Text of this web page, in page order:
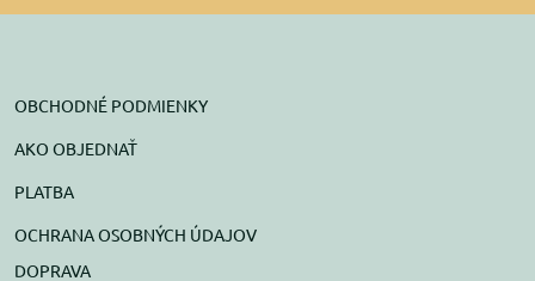
OBCHODNÉ PODMIENKY
AKO OBJEDNAŤ
PLATBA
OCHRANA OSOBNÝCH ÚDAJOV
DOPRAVA